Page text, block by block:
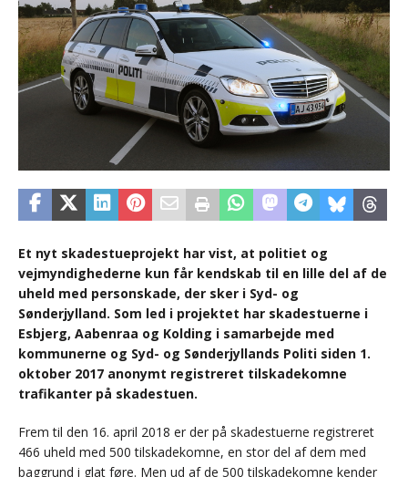
Et nyt skadestueprojekt har vist, at politiet og
vejmyndighederne kun får kendskab til en lille del af de
uheld med personskade, der sker i Syd- og
Sønderjylland. Som led i projektet har skadestuerne i
Esbjerg, Aabenraa og Kolding i samarbejde med
kommunerne og Syd- og Sønderjyllands Politi siden 1.
oktober 2017 anonymt registreret tilskadekomne
trafikanter på skadestuen.
Frem til den 16. april 2018 er der på skadestuerne registreret
466 uheld med 500 tilskadekomne, en stor del af dem med
baggrund i glat føre. Men ud af de 500 tilskadekomne kender